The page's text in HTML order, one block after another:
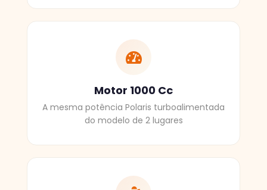
Motor 1000 Cc
A mesma potência Polaris turboalimentada
do modelo de 2 lugares